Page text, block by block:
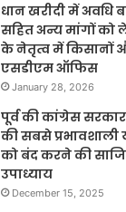
धान खरीदी में अवधि
सहित अन्य मांगों को
के नेतृत्व में किसानों
एसडीएम ऑफिस
January 28, 2026
पूर्व की कांग्रेस
की सबसे
को बंद करने की
उपाध्याय
December 15, 2025